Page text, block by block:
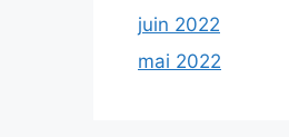
juin 2022
mai 2022